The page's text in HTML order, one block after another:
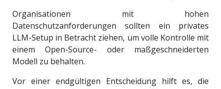
Organisationen mit hohen
Datenschutzanforderungen sollten ein privates
LLM-Setup in Betracht ziehen, um volle Kontrolle mit
einem Open-Source- oder maßgeschneiderten
Modell zu behalten.
Vor einer endgültigen Entscheidung hilft es, die